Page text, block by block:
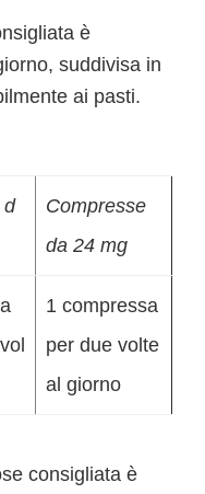
è
suddivisa in
ai pasti.
d
Compresse
da 24 mg
1 compressa
per due volte
al giorno
consigliata è